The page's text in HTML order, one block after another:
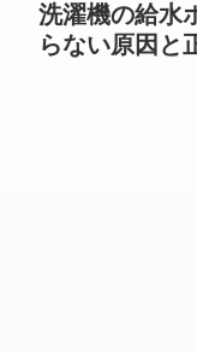
洗濯機の給水
らない原因と